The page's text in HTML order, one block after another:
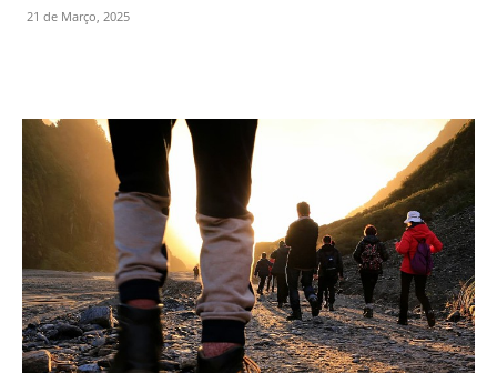
21 de Março, 2025